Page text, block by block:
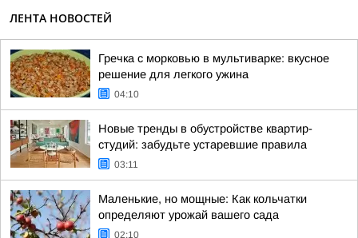
ЛЕНТА НОВОСТЕЙ
Гречка с морковью в мультиварке: вкусное
решение для легкого ужина
04:10
Новые тренды в обустройстве квартир-
студий: забудьте устаревшие правила
03:11
Маленькие, но мощные: Как кольчатки
определяют урожай вашего сада
02:10